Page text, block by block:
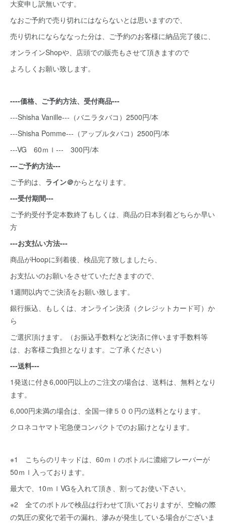
大変申し訳無いです。
なおご予約で売り切れにはならないとは思いますので、
売り切れにならななった分は、ご予約のお客様に納品完了後に、
オンラインShopや、店頭での販売もさせて頂きますので
よろしくお願い致します。
----価格、ご予約方法、受付商品---
---Shisha Vanille---（バニラタバコ）2500円/本
---Shisha Pomme---（アップルタバコ）2500円/本
---VG 60ｍｌ--- 300円/本
---ご予約方法---
ご予約は、 ライン＠からとなります。
---受付期間---
ご予約受付予定本数終了もしくは、商品の日本到着どちらか早い
方
---お支払い方法---
商品がHoopに到着後、検品完了致しましたら、
お支払いのお願いをさせていただきますので、
1週間以内でご決済をお願い致します。
銀行振込、もしくは、オンライン決済（クレジットカード可）か
ら
ご選択頂けます。（お振込手数料など決済に伴います手数料等
は、お客様ご負担となります。ご了承ください）
---送料---
1発送に付き6,000円以上のご注文の場合は、送料は、無料となり
ます。
6,000円未満の場合は、全国一律５００円の送料となります。
クロネコヤマト宅急便コンパクトでのお届けとなります。
※1 こちらのリキッドは、60ｍｌのボトルに濃縮フレーバーが
50ｍｌ入っております。
最大で、10ｍｌVGを入れて頂き、割ってお使い下さい。
※2 全てのボトルで検品は行わせて頂いておりますが、空輸の際
の気圧の変化で若干の漏れ、滲みが発生している場合がございま